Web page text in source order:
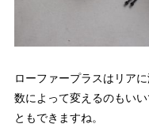
ローファープラスはリア
数によって変えるのもい
ともできますね。